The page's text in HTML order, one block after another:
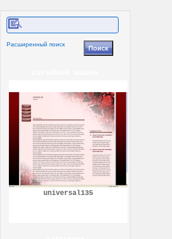
Расширенный поиск
universal135